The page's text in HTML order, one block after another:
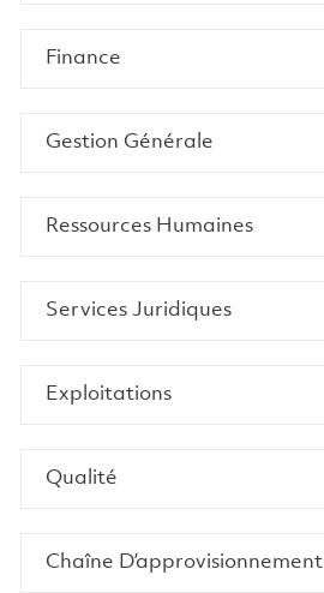
Finance
Gestion Générale
Ressources Humaines
Services Juridiques
Exploitations
Qualité
Chaîne D’approvisionnement